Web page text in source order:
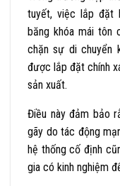
tuyết, việc lắp đặt
băng khóa mái tôn
chặn sự di chuyển
được lắp đặt chính
sản xuất.
Điều này đảm bảo
gãy do tác động
hệ thống cố định
gia có kinh nghiệm